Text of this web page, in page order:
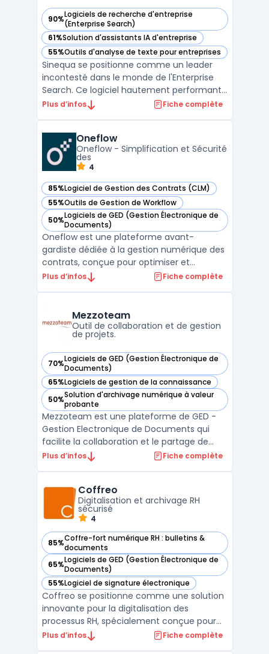
90%Logiciels de recherche d'entreprise
(Enterprise Search)
— voir Sinequa dans cette catégorie
61%Solution d'assistants IA d'entreprise
— voir Sinequa dans cette catégorie
55%Outils d'analyse de texte pour entreprises
— voir Sinequa dans cette catégorie
Sinequa se positionne comme un leader
incontesté dans le monde de l'Enterprise
Search. Ce logiciel hautement performant
facilite une analyse précise et approfondie
cruciales en un temps record. La première
partie de la ...
Plus d’infos Fiche complète
Oneflow
Oneflow - Simplification et Sécurité
des
4
85%Logiciel de Gestion des Contrats (CLM)
— voir Oneflow dans cette catégorie
55%Outils de Gestion de Workflow
— voir Oneflow dans cette catégorie
50%Logiciels de GED (Gestion Électronique de
Documents)
— voir Oneflow dans cette catégorie
Oneflow est une plateforme avant-
gardiste dédiée à la gestion numérique des
contrats, conçue pour optimiser et
sécuriser les processus contractuels des
une grande facilité, grâce à des modèles
interactifs et une édition ...
Plus d’infos Fiche complète
Mezzoteam
Outil de collaboration et de gestion
de projets.
70%Logiciels de GED (Gestion Électronique de
Documents)
— voir Mezzoteam dans cette catégorie
65%Logiciels de gestion de la connaissance
— voir Mezzoteam dans cette catégorie
50%Solution d'archivage numérique à valeur
probante
— voir Mezzoteam dans cette catégorie
Mezzoteam est une plateforme de GED -
Gestion Electronique de Documents qui
facilite la collaboration et le partage de
fichiers au sein des entreprises. Elle permet
La solution offre également des
fonctionnalités te ...
Plus d’infos Fiche complète
Coffreo
Digitalisation et archivage RH
sécurisé
4
85%Coffre-fort numérique RH : bulletins &
documents
— voir Coffreo dans cette catégorie
65%Logiciels de GED (Gestion Électronique de
Documents)
— voir Coffreo dans cette catégorie
55%Logiciel de signature électronique
— voir Coffreo dans cette catégorie
Coffreo se positionne comme une solution
innovante pour la digitalisation des
processus RH, spécialement conçue pour
les entreprises gérant un personnel
Plus d’infos Fiche complète